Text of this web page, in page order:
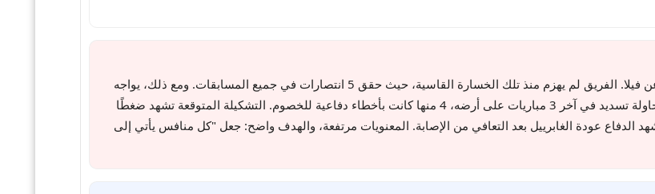
تقف أرسنال على القمة برصيد 42 نقطة، بفارق ثلاث نقاط فقط عن فيلا. الفريق لم يهزم منذ تلك الخسارة القاسية، حيث حقق 5 انتصارات في جميع المسابقات. ومع ذلك، يواجه
المدافع تحديًا هجوميًا واضحًا، حيث سجل 5 أهداف فقط من 65 محاولة تسديد في آخر 3 مباريات على أرضه، 4 منها كانت بأخطاء دفاعية للخصوم. التشكيلة المتوقعة تشهد ضغطًا
الدفاع عودة الغابرييل بعد التعافي من الإصابة. المعنويات مرتفعة، والهدف واضح: جعل "كل منافس يأتي إلى